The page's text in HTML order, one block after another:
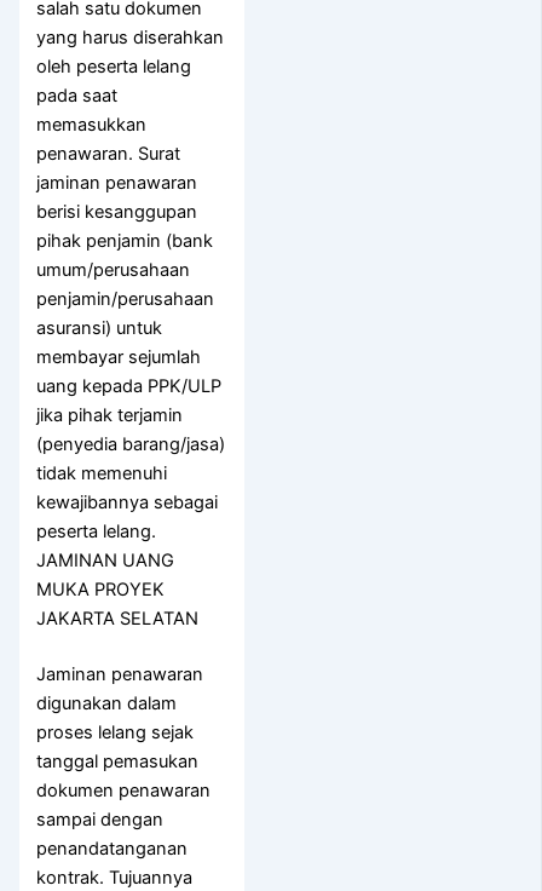
salah satu dokumen
yang harus diserahkan
oleh peserta lelang
pada saat
memasukkan
penawaran. Surat
jaminan penawaran
berisi kesanggupan
pihak penjamin (bank
umum/perusahaan
penjamin/perusahaan
asuransi) untuk
membayar sejumlah
uang kepada PPK/ULP
jika pihak terjamin
(penyedia barang/jasa)
tidak memenuhi
kewajibannya sebagai
peserta lelang.
JAMINAN UANG
MUKA PROYEK
JAKARTA SELATAN
Jaminan penawaran
digunakan dalam
proses lelang sejak
tanggal pemasukan
dokumen penawaran
sampai dengan
penandatanganan
kontrak. Tujuannya